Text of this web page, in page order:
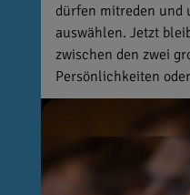
dürfen mitreden und
auswählen. Jetzt
zwischen den zwei
Persönlichkeiten